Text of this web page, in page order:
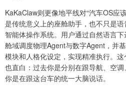
KaKaClaw则更像地平线对“汽车OS应
是传统意义上的座舱助手，也不只是
智能体操作系统。用户通过自然语言
舱域调度物理Agent与数字Agent，并
模块和人格化设定，实现精准执行。
也直白：过去你是分别在跟导航、空
你是在跟这台车的统一大脑说话。